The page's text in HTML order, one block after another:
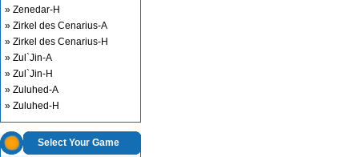
» Zenedar-H
» Zirkel des Cenarius-A
» Zirkel des Cenarius-H
» Zul`Jin-A
» Zul`Jin-H
» Zuluhed-A
» Zuluhed-H
Select Your Game